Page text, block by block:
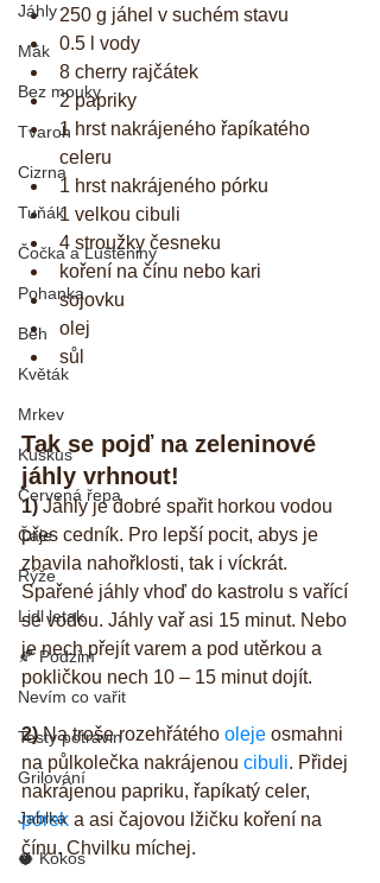
Jáhly
Mák
Bez mouky
Tvaroh
Cizrna
Tuňák
Čočka a Luštěniny
Pohanka
Běh
Květák
Mrkev
Kuskus
Červená řepa
Čaje
Rýže
Lidl letak
🍂 Podzim
Nevím co vařit
Testy potravin
Grilování
Jablka
🥥 Kokos
250 g jáhel v suchém stavu
0.5 l vody
8 cherry rajčátek
2 papriky
1 hrst nakrájeného řapíkatého
celeru
1 hrst nakrájeného pórku
1 velkou cibuli
4 stroužky česneku
koření na čínu nebo kari
sojovku
olej
sůl
Tak se pojď na zeleninové
jáhly vrhnout!
1) Jáhly je dobré spařit horkou vodou
přes cedník. Pro lepší pocit, abys je
zbavila nahořklosti, tak i víckrát.
Spařené jáhly vhoď do kastrolu s vařící
se vodou. Jáhly vař asi 15 minut. Nebo
je nech přejít varem a pod utěrkou a
pokličkou nech 10 – 15 minut dojít.
2) Na troše rozehřátého oleje osmahni
na půlkolečka nakrájenou cibuli. Přidej
nakrájenou papriku, řapíkatý celer,
pórek a asi čajovou lžičku koření na
čínu. Chvilku míchej.